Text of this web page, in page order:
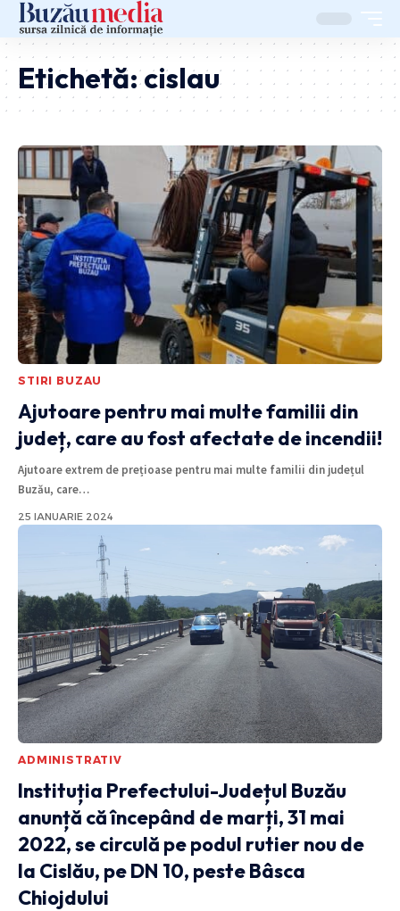
Etichetă:cislau
STIRI BUZAU
Ajutoare pentru mai multe familii din
județ, care au fost afectate de incendii!
Ajutoare extrem de prețioase pentru mai multe familii din județul
Buzău, care…
25 IANUARIE 2024
ADMINISTRATIV
Instituția Prefectului-Județul Buzău
anunță că începând de marți, 31 mai
2022, se circulă pe podul rutier nou de
la Cislău, pe DN 10, peste Bâsca
Chiojdului